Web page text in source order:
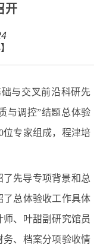
开
】
与交叉前沿科研先
与调控”结题总体验
位专家组成，程津培
先导专项背景和总
总体验收工作具体
、叶甜副研究馆员
务、档案分项验收情